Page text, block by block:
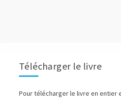
Télécharger le livre
Pour télécharger le livre en entier